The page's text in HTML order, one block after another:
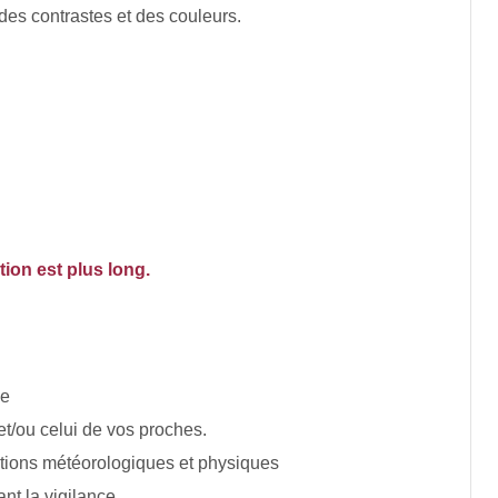
contrastes et des couleurs.
est plus long.
ou celui de vos proches.
météorologiques et physiques